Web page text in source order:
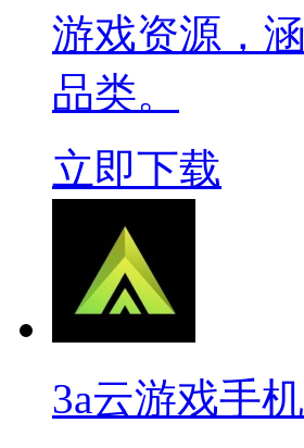
游戏资源，
品类。
立即下载
3a云游戏手